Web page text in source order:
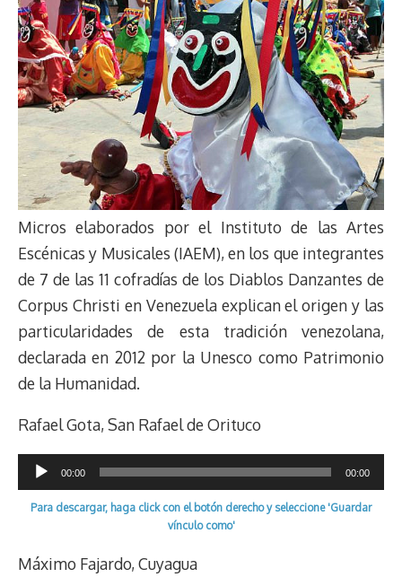
Micros elaborados por el Instituto de las Artes
Escénicas y Musicales (IAEM), en los que integrantes
de 7 de las 11 cofradías de los Diablos Danzantes de
Corpus Christi en Venezuela explican el origen y las
particularidades de esta tradición venezolana,
declarada en 2012 por la Unesco como Patrimonio
de la Humanidad.
Rafael Gota, San Rafael de Orituco
Reproductor
de
audio
00:00 00:00
Para descargar, haga click con el botón derecho y seleccione 'Guardar
vínculo como'
Máximo Fajardo, Cuyagua